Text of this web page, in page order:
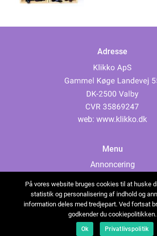
Adresse
web: www.klikko.dk
Menu
Annoncering
Cookies
Kontakt os
Sitemap
På vores website bruges cookies til at huske
statistik og personalisering af indhold og
information deles med tredjepart. Ved fortsat
godkender du cookiepolitikken.
Ok Privatlivspolitik